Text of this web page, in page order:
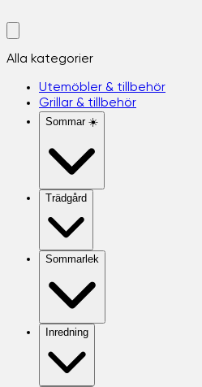
Alla kategorier
Utemöbler & tillbehör
Grillar & tillbehör
Sommar ☀️
Trädgård
Sommarlek
Inredning